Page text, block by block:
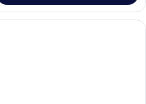
Een minibar, een kluis op de kamer,